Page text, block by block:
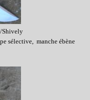
Shively
sélective, manche ébène